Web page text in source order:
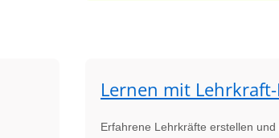
Lernen mit
Erfahrene Lehrkräfte erstellen und